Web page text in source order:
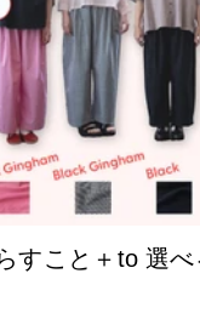
すこと＋to 選